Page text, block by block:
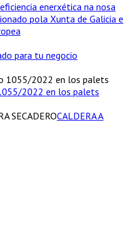
enerxética na nosa
pola Xunta de Galicia e
para tu negocio
2022 en los palets
CALDERA A